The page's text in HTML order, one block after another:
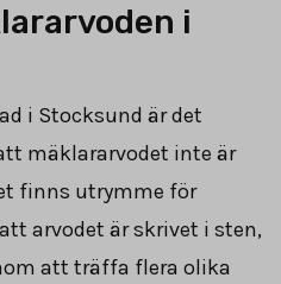
i
i Stocksund är det
mäklararvodet inte är
finns utrymme för
arvodet är skrivet i sten,
att träffa flera olika